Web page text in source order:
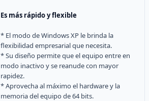
Es más rápido y flexible
* El modo de Windows XP le brinda la
flexibilidad empresarial que necesita.
* Su diseño permite que el equipo entre en
modo inactivo y se reanude con mayor
rapidez.
* Aprovecha al máximo el hardware y la
memoria del equipo de 64 bits.